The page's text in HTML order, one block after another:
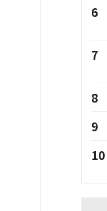
6
7
8
9
10